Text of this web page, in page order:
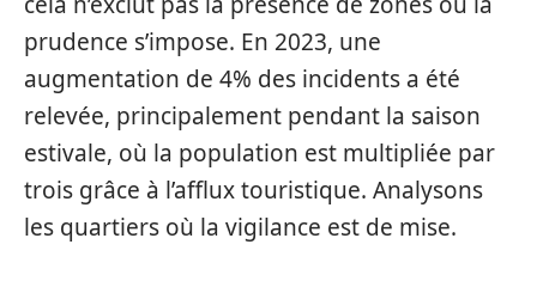
prudence s’impose. En 2023, une
augmentation de 4% des incidents a été
relevée, principalement pendant la saison
estivale, où la population est multipliée par
trois grâce à l’afflux touristique. Analysons
les quartiers où la vigilance est de mise.